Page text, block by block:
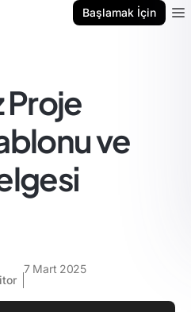
Başlamak İçin
Proje
ve
7 Mart 2025